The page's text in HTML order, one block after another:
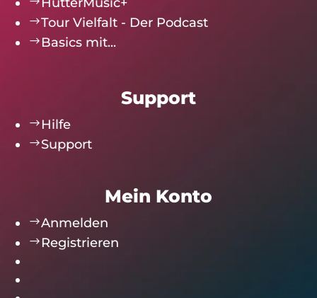
$Tour Vielfalt - Der Podcast
$ Basics mit...
Support
$Hilfe
$Support
Mein Konto
$Anmelden
$Registrieren